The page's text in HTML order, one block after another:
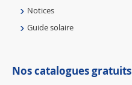
Notices
Guide solaire
Nos catalogues gratuits